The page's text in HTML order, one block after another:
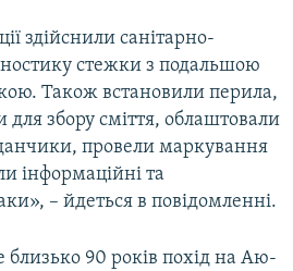
здійснили санітарно-
стежки з подальшою
Також встановили перила,
збору сміття, облаштовали
провели маркування
інформаційні та
– йдеться в повідомленні.
90 років похід на Аю-